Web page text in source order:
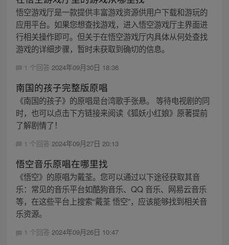
悟空游戏厅是一款提供丰富游戏资源供用户下载和游玩的
应用平台。如果您想查找游戏，进入悟空游戏厅主界面进
行相关操作即可。但关于在悟空游戏厅内具体从何处查找
游戏的详细步骤，暂时未获取到确切的信息。
1 个回答 2024年09月30日 18:36
南国的孩子完整版原唱
《南国的孩子》的原唱是台湾歌手张悬。 等待电视剧的同
时，也可以点击下方链接来阅读《狐妖小红娘》原著提前
了解剧情了！
1 个回答 2024年09月27日 20:13
悟空音乐原唱在哪里找
《悟空》的原唱为戴荃。您可以通过以下途径获取其音
乐：常见的音乐平台如酷狗音乐、QQ 音乐、网易云音乐
等，在这些平台上搜索“戴荃 悟空”，应该能够找到相关音
乐资源。
1 个回答 2024年09月26日 10:47